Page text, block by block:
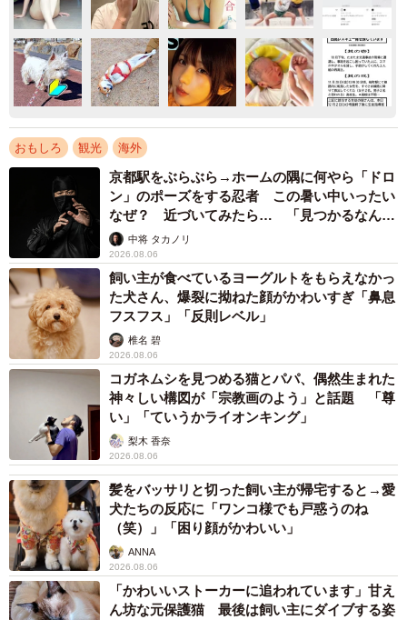
おもしろ 観光 海外
京都駅をぶらぶら→ホームの隅に何やら「ドロ
ン」のポーズをする忍者 この暑い中いったい
なぜ？ 近づいてみたら… 「見つかるなんて
未熟」中将 タカノリ
2026.08.06
飼い主が食べているヨーグルトをもらえなかっ
た犬さん、爆裂に拗ねた顔がかわいすぎ「鼻息
フスフス」「反則レベル」
椎名 碧
2026.08.06
コガネムシを見つめる猫とパパ、偶然生まれた
神々しい構図が「宗教画のよう」と話題 「尊
い」「ていうかライオンキング」
梨木 香奈
2026.08.06
髪をバッサリと切った飼い主が帰宅すると→愛
犬たちの反応に「ワンコ様でも戸惑うのね
（笑）」「困り顔がかわいい」
ANNA
2026.08.06
「かわいいストーカーに追われています」甘え
ん坊な元保護猫 最後は飼い主にダイブする姿